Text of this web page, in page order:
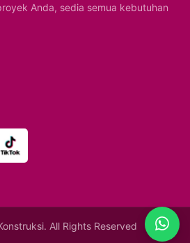
Anda, sedia semua kebutuhan
All Rights Reserved